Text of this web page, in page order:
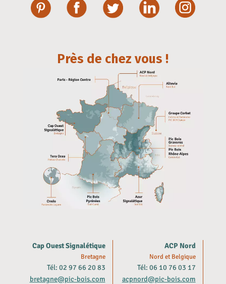
Près de chez vous !
Cap Ouest Signalétique
Bretagne
Tél: 02 97 66 20 83
bretagne@pic-bois.com
ACP Nord
Nord et Belgique
Tél: 06 10 76 03 17
acpnord@pic-bois.com